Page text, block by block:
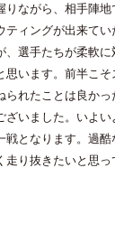
ながら、相手陣地
ティングが出来て
選手たちが柔軟に
います。前半こそ
れたことは良かっ
いました。いよい
となります。過
走り抜きたいと思